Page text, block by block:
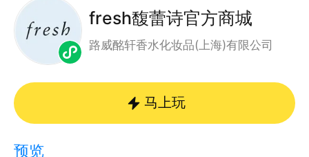
fresh馥蕾诗官方商城
路威酩轩香水化妆品(上海)有限公司
马上玩
预览